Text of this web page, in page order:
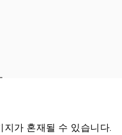
가 혼재될 수 있습니다.